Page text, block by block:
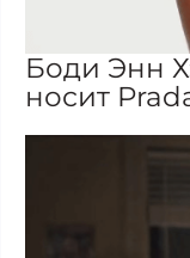
Боди Энн
носит